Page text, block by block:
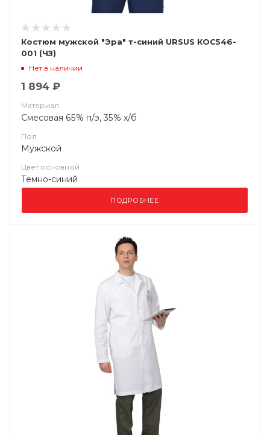
Костюм мужской "Эра" т-синий URSUS КОС546-
001 (ЧЗ)
Нет в наличии
1 894 ₽
Материал
Смесовая 65% п/э, 35% х/б
Пол
Мужской
Цвет основной
Темно-синий
ПОДРОБНЕЕ